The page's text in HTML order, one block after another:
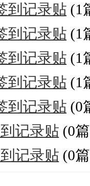
到记录贴 (1
到记录贴 (1
到记录贴 (1
到记录贴 (1
到记录贴 (0
记录贴 (0
记录贴 (0